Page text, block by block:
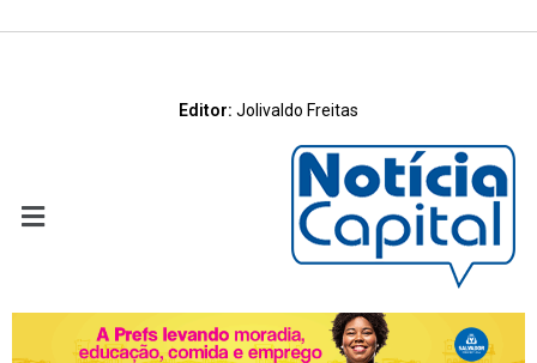
Editor: Jolivaldo Freitas